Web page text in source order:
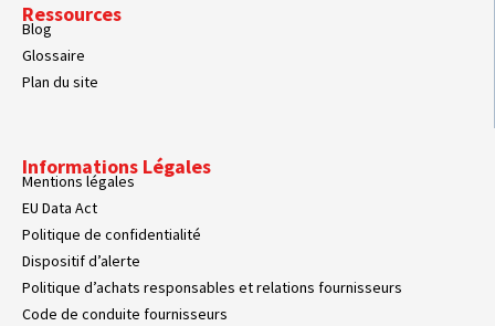
Ressources
Blog
Glossaire
Plan du site
Informations Légales
Mentions légales
EU Data Act
Politique de confidentialité
Dispositif d’alerte
Politique d’achats responsables et relations fournisseurs
Code de conduite fournisseurs